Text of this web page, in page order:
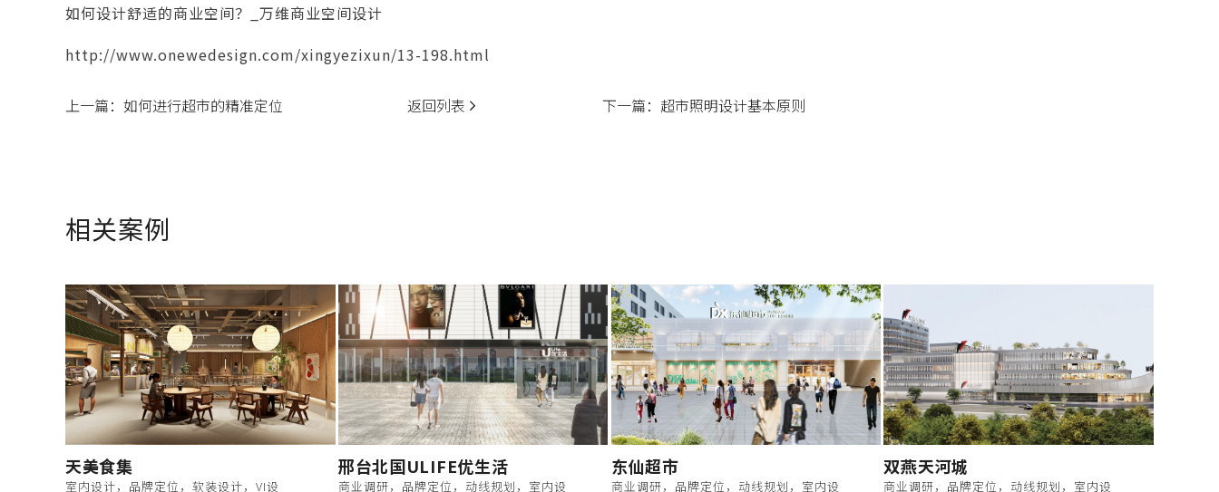
如何设计舒适的商业空间？_万维商业空间设计
http://www.onewedesign.com/xingyezixun/13-198.html
上一篇： 如何进行超市的精准定位 返回列表 下一篇： 超市照明设计基本原则
相关案例
天美食集
室内设计，品牌定位，软装设计，VI设
邢台北国ULIFE优生活
商业调研，品牌定位，动线规划，室内设
东仙超市
商业调研，品牌定位，动线规划，室内设
双燕天河城
商业调研，品牌定位，动线规划，室内设